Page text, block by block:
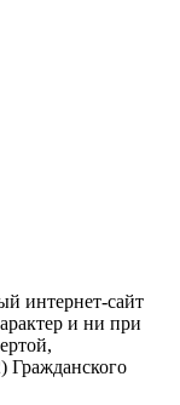
интернет-сайт
и ни при
Гражданского